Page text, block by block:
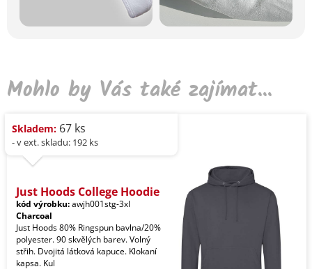
Mohlo by Vás také zajímat...
Skladem: 67 ks
- v ext. skladu: 192 ks
Just Hoods College Hoodie
kód výrobku:awjh001stg-3xl
Charcoal
Just Hoods 80% Ringspun bavlna/20%
polyester. 90 skvělých barev. Volný
střih. Dvojitá látková kapuce. Klokaní
kapsa. Kul